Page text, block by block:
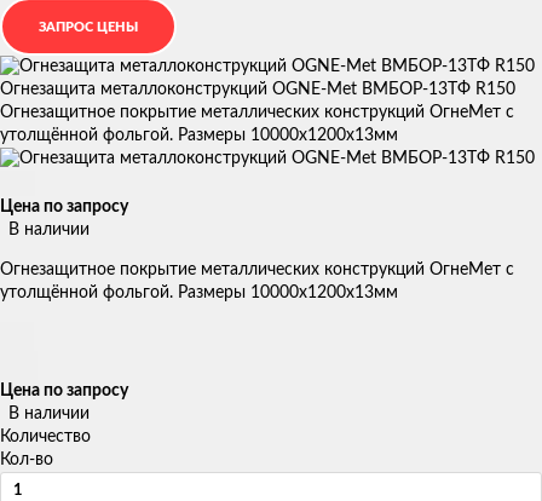
Огнезащита металлоконструкций OGNE-Met ВМБОР-13ТФ R150
Огнезащитное покрытие металлических конструкций ОгнеМет с
утолщённой фольгой. Размеры 10000х1200х13мм
Цена по запросу
В наличии
Огнезащитное покрытие металлических конструкций ОгнеМет с
утолщённой фольгой. Размеры 10000х1200х13мм
Цена по запросу
В наличии
Количество
Кол-во